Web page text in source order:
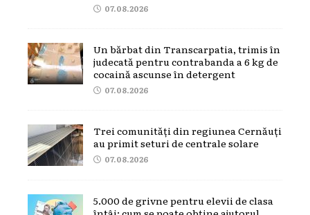
07.08.2026
Un bărbat din Transcarpatia, trimis în
judecată pentru contrabanda a 6 kg de
cocaină ascunse în detergent
07.08.2026
Trei comunități din regiunea Cernăuți
au primit seturi de centrale solare
07.08.2026
5.000 de grivne pentru elevii de clasa